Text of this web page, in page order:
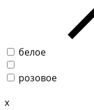
белое
розовое
x